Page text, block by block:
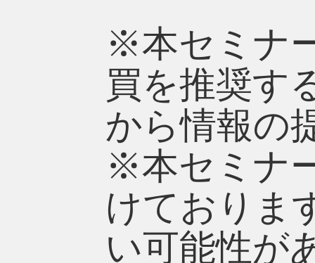
※本セミナ
買を推奨す
から情報の
※本セミナ
けておりま
い可能性が